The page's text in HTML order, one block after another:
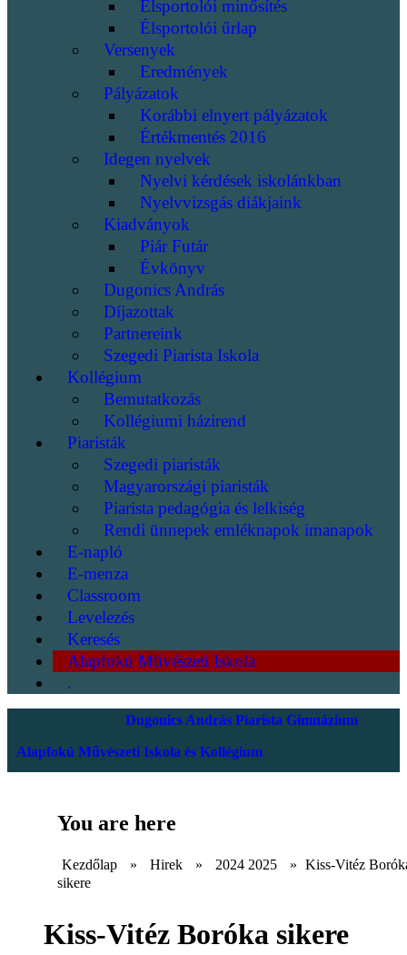
Élsportolói minősítés
Élsportolói űrlap
Versenyek
Eredmények
Pályázatok
Korábbi elnyert pályázatok
Értékmentés 2016
Idegen nyelvek
Nyelvi kérdések iskolánkban
Nyelvvizsgás diákjaink
Kiadványok
Piár Futár
Évkönyv
Dugonics András
Díjazottak
Partnereink
Szegedi Piarista Iskola
Kollégium
Bemutatkozás
Kollégiumi házirend
Piaristák
Szegedi piaristák
Magyarországi piaristák
Piarista pedagógia és lelkiség
Rendi ünnepek emléknapok imanapok
E-napló
E-menza
Classroom
Levelezés
Keresés
Alapfokú Művészeti Iskola
.
Dugonics András Piarista Gimnázium
Alapfokú Művészeti Iskola és Kollégium
You are here
Kezdőlap » Hirek » 2024 2025 » Kiss-Vitéz
sikere
Kiss-Vitéz Boróka sikere